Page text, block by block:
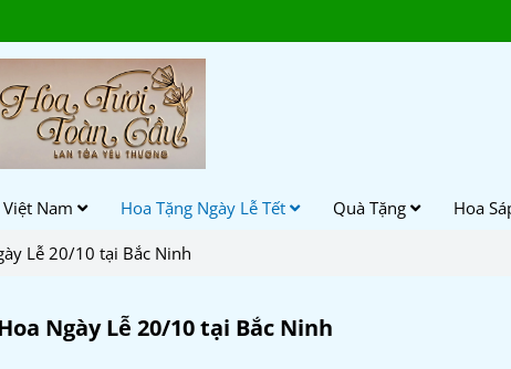
Nam Hoa Tặng Ngày Lễ Tết Quà Tặng Hoa
Lễ 20/10 tại Bắc Ninh
Ngày Lễ 20/10 tại Bắc Ninh